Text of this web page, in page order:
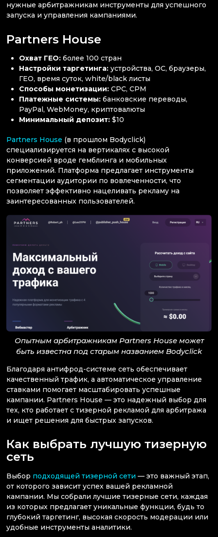
нужные арбитражникам инструменты для успешного
запуска и управления кампаниями.
Partners House
Охват ГЕО:более 100 стран
Настройки таргетинга:устройства, ОС, браузеры,
ГЕО, время суток, white/black листы
Способы монетизации:CPC, CPM
Платежные системы:банковские переводы,
PayPal, WebMoney, криптовалюты
Минимальный депозит:$10
Partners House (в прошлом Bodyclick)
специализируется на вертикалях с высокой
конверсией вроде гемблинга и мобильных
приложений. Платформа предлагает инструменты
сегментации аудитории по вовлеченности, что
позволяет эффективно нацеливать рекламу на
заинтересованных пользователей.
Опытным арбитражникам Partners House может
быть известна под старым названием Bodyclick
Благодаря антифрод-системе сеть обеспечивает
качественный трафик, а автоматическое управление
ставками помогает масштабировать успешные
кампании. Partners House — это надежный выбор для
тех, кто работает с тизерной рекламой для арбитража
и ищет решения для быстрых запусков.
Как выбрать лучшую тизерную
сеть
Выбор подходящей тизерной сети — это важный этап,
от которого зависит успех вашей рекламной
кампании. Мы собрали лучшие тизерные сети, каждая
из которых предлагает уникальные функции, будь то
глубокий таргетинг, высокая скорость модерации или
удобные инструменты аналитики.